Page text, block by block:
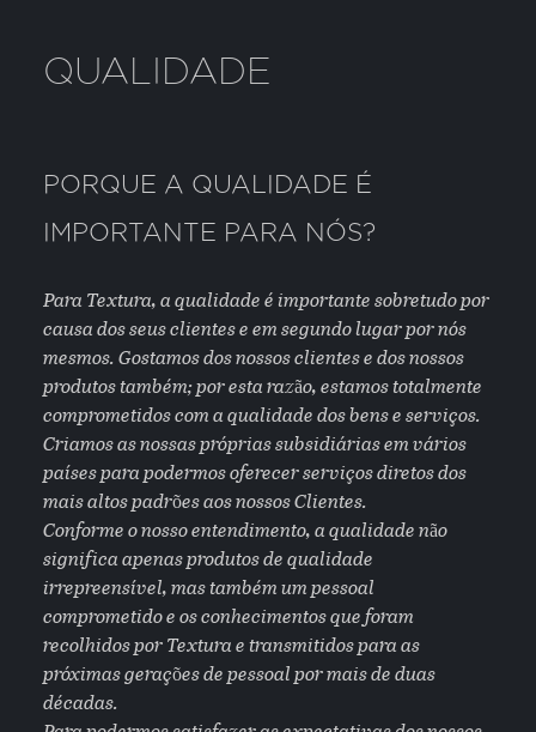
QUALIDADE
PORQUE A QUALIDADE É
IMPORTANTE PARA NÓS?
Para Textura, a qualidade é importante sobretudo por
causa dos seus clientes e em segundo lugar por nós
mesmos. Gostamos dos nossos clientes e dos nossos
produtos também; por esta razão, estamos totalmente
comprometidos com a qualidade dos bens e serviços.
Criamos as nossas próprias subsidiárias em vários
países para podermos oferecer serviços diretos dos
mais altos padrões aos nossos Clientes.
Conforme o nosso entendimento, a qualidade não
significa apenas produtos de qualidade
irrepreensível, mas também um pessoal
comprometido e os conhecimentos que foram
recolhidos por Textura e transmitidos para as
próximas gerações de pessoal por mais de duas
décadas.